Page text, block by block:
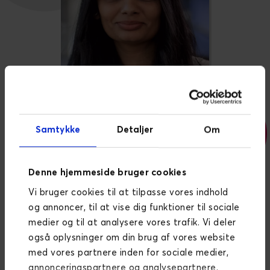
Samtykke Detaljer Om
Denne hjemmeside bruger cookies
Vi bruger cookies til at tilpasse vores indhold
og annoncer, til at vise dig funktioner til sociale
medier og til at analysere vores trafik. Vi deler
også oplysninger om din brug af vores website
med vores partnere inden for sociale medier,
annonceringspartnere og analysepartnere.
CHIEF OPERATING OFFICER
Nisha Mehta
Nisha is responsible for the day-to-day operations
of the UK team. She works closely with our
development, design and performance teams to